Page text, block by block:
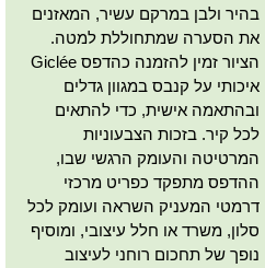
בהיר ולבן במרקם עשיר, המאזנים
את הסערה שמתחוללת למטה.
הציור זמין להזמנה כהדפס Giclée
איכותי על קנבס במגוון גדלים
ובהתאמה אישית, כדי להתאים
לכל קיר. בזכות הצבעוניות
המרטיטה והעומק הרגשי שבו,
ההדפס מתפקד כפריט מרכזי
דרמטי המעניק השראה ועומק לכל
סלון, משרד או חלל עיצובי, ומוסיף
נופך של תחכום רוחני לעיצוב